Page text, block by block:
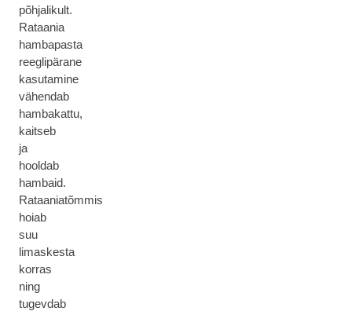
põhjalikult.
Rataania
hambapasta
reeglipärane
kasutamine
vähendab
hambakattu,
kaitseb
ja
hooldab
hambaid.
Rataaniatõmmis
hoiab
suu
limaskesta
korras
ning
tugevdab